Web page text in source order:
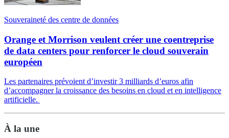
Souveraineté des centre de données
Orange et Morrison veulent créer une coentreprise
de data centers pour renforcer le cloud souverain
européen
Les partenaires prévoient d’investir 3 milliards d’euros afin
d’accompagner la croissance des besoins en cloud et en intelligence
artificielle.
À la une